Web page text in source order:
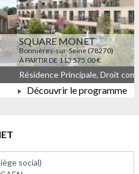
SQUARE MONET
Bonnières-sur-Seine (78270)
À PARTIR DE 113 575,00 €
Découvrir le programme
social)